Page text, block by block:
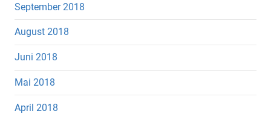
September 2018
August 2018
Juni 2018
Mai 2018
April 2018